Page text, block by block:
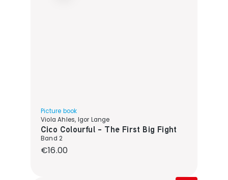
Picture book
Viola Ahles, Igor Lange
Cico Colourful - The First Big Fight
Band 2
Regular price:
€16.00